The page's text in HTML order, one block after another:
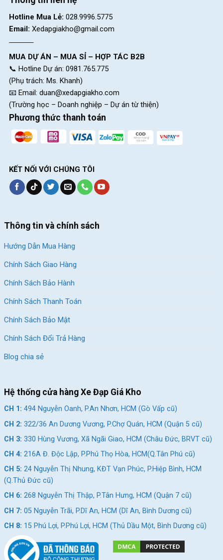
Di chuyển linh hoạt với bộ truyền động Shimano cao cấp
linh hoạt trên mọi cung đường.
Do đó, khi bạn chạy trên xe đạp địa hình Giant ATX 610 26 inch
vời từ nó.
XE ĐẠP ĐỊA HÌNH GIANT ATX 610 26 INCH Di chuyển linh hoạt với
bộ truyền động Shimano cao cấp
Hy vọng với bài viết trên về những đặc điểm nổi bật của xe đạp
địa hình Giant ATX 610 26 inch, bạn sẽ có thêm nhiều thông tin
hữu ích để lựa chọn cho mình một con xe ưng ý nhất!
Xem thêm:
Xe đạp địa hình MTB Fornix M3 26 Inch
Xe đạp địa hình MTB Miamor Hero 26 Inch
Xe đạp địa hình Fascino A600X New 26 Inch
Hotline Mua Lẻ: 028.9996.5775
Email: Xedapgiakho@gmail.com
MUA DỰ ÁN – MUA SỈ – HỢP TÁC B2B
📞 Hotline Dự án: 0981.765.775
(Phụ trách: Ms. Khanh)
📧 Email: duan@xedapgiakho.com
(Trường học – Doanh nghiệp – Dự án từ thiện)
Phương thức thanh toán
KẾT NỐI VỚI CHÚNG TÔI
Thông tin và chính sách
Hướng Dẫn Mua Hàng
Chính Sách Giao Hàng
Chính Sách Bảo Hành
Chính Sách Thanh Toán
Chính Sách Bảo Mật
Chính Sách Đổi Trả Hàng
Blog chia sẻ
Hệ thống cửa hàng Xe Đạp Giá Kho
CH 1: 494 Nguyễn Oanh, P.An Nhơn, HCM (Gò Vấp cũ)
CH 2: 322/36 An Dương Vương, P.Chợ Quán, HCM (Quận 5 cũ)
CH 3: 330 Hùng Vương, Xã Ngãi Giao, HCM (Châu Đức, BRVT cũ)
CH 4: 216A Đ. Độc Lập, P.Phú Thọ Hòa, HCM(Q.Tân Phú cũ)
CH 5: 24 Nguyễn Thị Nhung, KĐT Vạn Phúc, P.Hiệp Bình, HCM
(Q.Thủ Đức cũ)
CH 6: 268 Nguyễn Thị Thập, P.Tân Hưng, HCM (Quận 7 cũ)
CH 7: 05 Nguyễn Trãi, P.Dĩ An, HCM (Dĩ An, Bình Dương cũ)
CH 8: 15 Phú Lợi, P.Phú Lợi, HCM (Thủ Dầu Một, Bình Dương cũ)